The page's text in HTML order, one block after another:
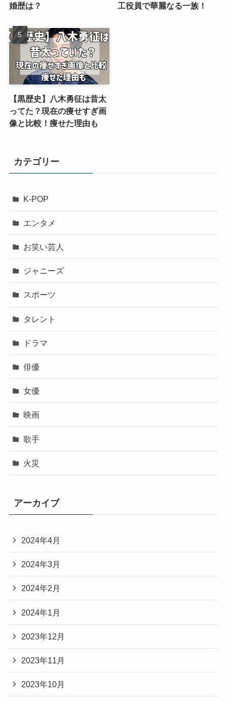
婚歴は？
工役員で華麗なる一族！
【黒歴史】八木勇征は昔太
ってた？現在の痩せすぎ画
像と比較！痩せた理由も
カテゴリー
K-POP
エンタメ
お笑い芸人
ジャニーズ
スポーツ
タレント
ドラマ
俳優
女優
映画
歌手
火災
アーカイブ
2024年4月
2024年3月
2024年2月
2024年1月
2023年12月
2023年11月
2023年10月